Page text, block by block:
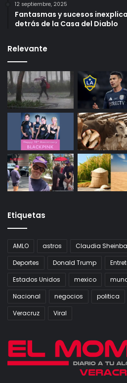
12 septiembre, 2025
Fantasmas y sucesos
detrás de la Casa del Diablo
Relevante
Etiquetas
AMLO astros Claudia
Deportes
Donald Trump
Estados Unidos
mexico
Nacional
negocios politica
Veracruz
Viral